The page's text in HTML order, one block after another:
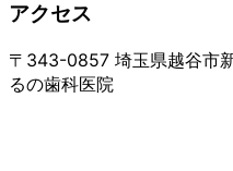
アクセス
〒343-0857 埼玉県越谷市
るの歯科医院